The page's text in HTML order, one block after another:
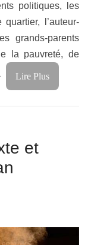
politiques, les
l’auteur-
grands-parents
la pauvreté, de
Lire Plus
et